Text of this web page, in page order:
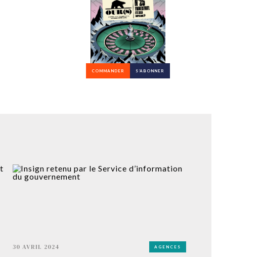
COMMANDER S’ABONNER
30 AVRIL 2024 AGENCES